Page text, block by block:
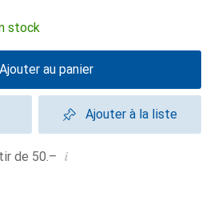
stock
Ajouter au panier
Ajouter à la liste
de 50.– i